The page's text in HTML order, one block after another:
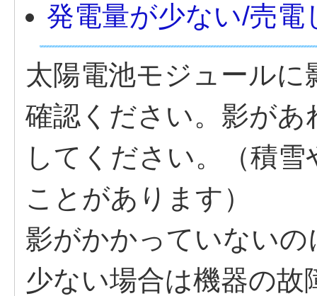
発電量が少ない/売電
太陽電池モジュール
確認ください。影が
してください。（積
ことがあります）
影がかかっていない
少ない場合は機器の